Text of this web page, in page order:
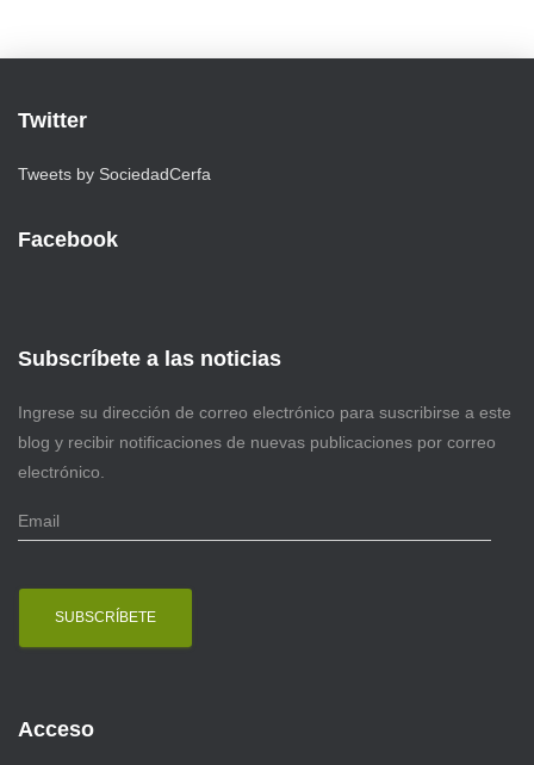
Twitter
Tweets by SociedadCerfa
Facebook
Subscríbete a las noticias
Ingrese su dirección de correo electrónico para suscribirse a este
blog y recibir notificaciones de nuevas publicaciones por correo
electrónico.
E
m
Acceso